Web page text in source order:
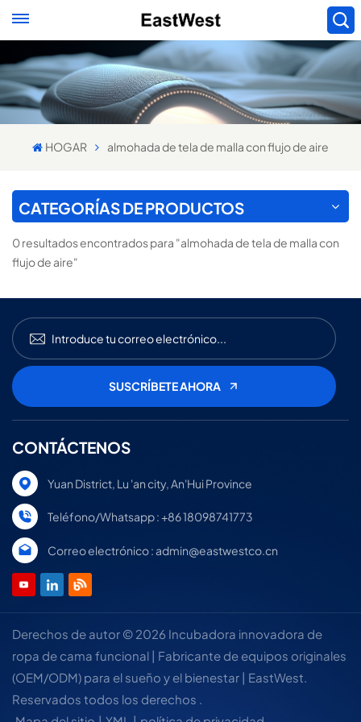
HOGAR almohada de tela de malla con flujo de aire
CATEGORÍAS DE PRODUCTOS
0 resultados encontrados para "almohada de tela de malla con
flujo de aire"
CONTÁCTENOS
Yuan District, Lu 'an city, An'Hui Province
Teléfono/Whatsapp : +86 18098741773
Correo electrónico : admin@eastwestco.cn
Derechos de autor © 2026 Incubadora innovadora de
ropa de cama funcional | Fabricante de equipos originales
(OEM/ODM) para el sueño y el bienestar | EastWest.
Reservados todos los derechos .